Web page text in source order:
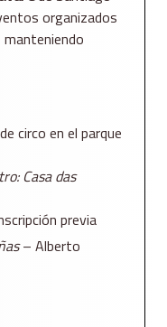
organizados
manteniendo
circo en el parque
Casa das
previa
– Alberto